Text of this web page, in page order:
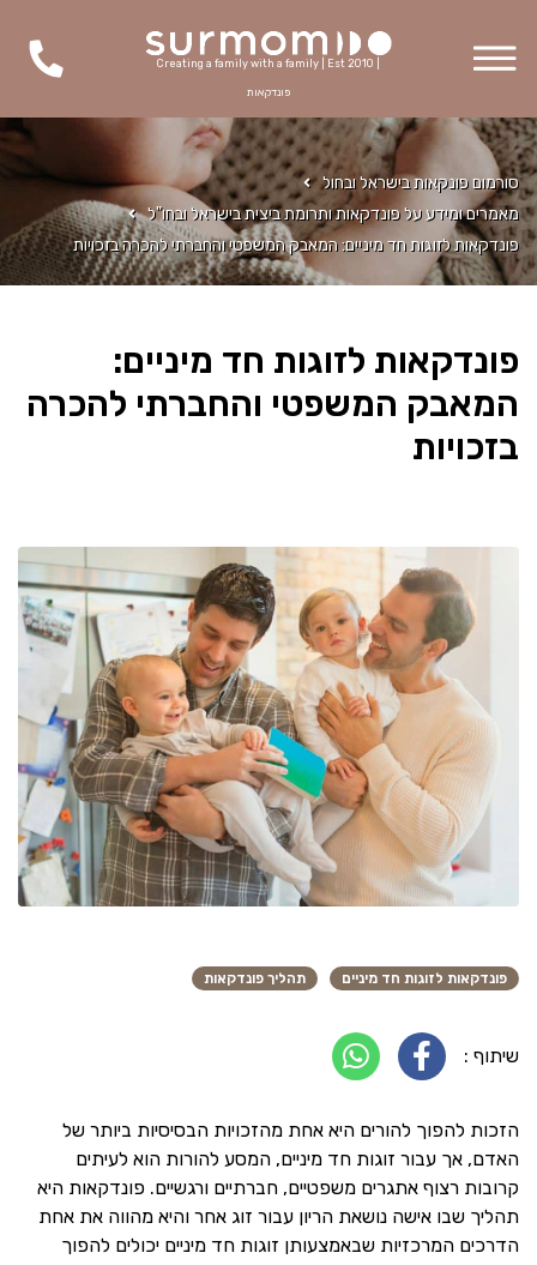
Creating a family with a family | Est 2010 |
פונדקאות
סורמום פונקאות בישראל ובחול
מאמרים ומידע על פונדקאות ותרומת ביצית בישראל ובחו"ל
פונדקאות לזוגות חד מיניים: המאבק המשפטי והחברתי להכרה בזכויות
פונדקאות לזוגות חד מיניים:
המאבק המשפטי והחברתי להכרה
בזכויות
פונדקאות לזוגות חד מיניים תהליך פונדקאות
שיתוף :
הזכות להפוך להורים היא אחת מהזכויות הבסיסיות ביותר של
האדם, אך עבור זוגות חד מיניים, המסע להורות הוא לעיתים
קרובות רצוף אתגרים משפטיים, חברתיים ורגשיים. פונדקאות היא
תהליך שבו אישה נושאת הריון עבור זוג אחר והיא מהווה את אחת
הדרכים המרכזיות שבאמצעותן זוגות חד מיניים יכולים להפוך